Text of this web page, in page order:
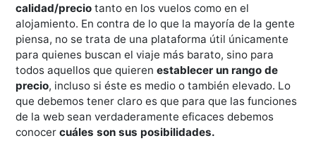
calidad/precio tanto en los vuelos como en el
alojamiento. En contra de lo que la mayoría de la gente
piensa, no se trata de una plataforma útil únicamente
para quienes buscan el viaje más barato, sino para
todos aquellos que quierenestablecer un rango de
precio, incluso si éste es medio o también elevado. Lo
que debemos tener claro es que para que las funciones
de la web sean verdaderamente eficaces debemos
conocercuáles son sus posibilidades.